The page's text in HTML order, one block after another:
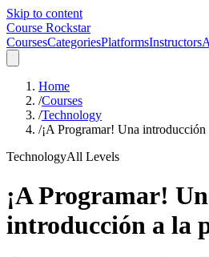
Skip to content
Course Rockstar
CoursesCategoriesPlatformsInstructors
Home
/Courses
/Technology
/¡A Programar! Una introducción
TechnologyAll Levels
¡A Programar!
introducción a la